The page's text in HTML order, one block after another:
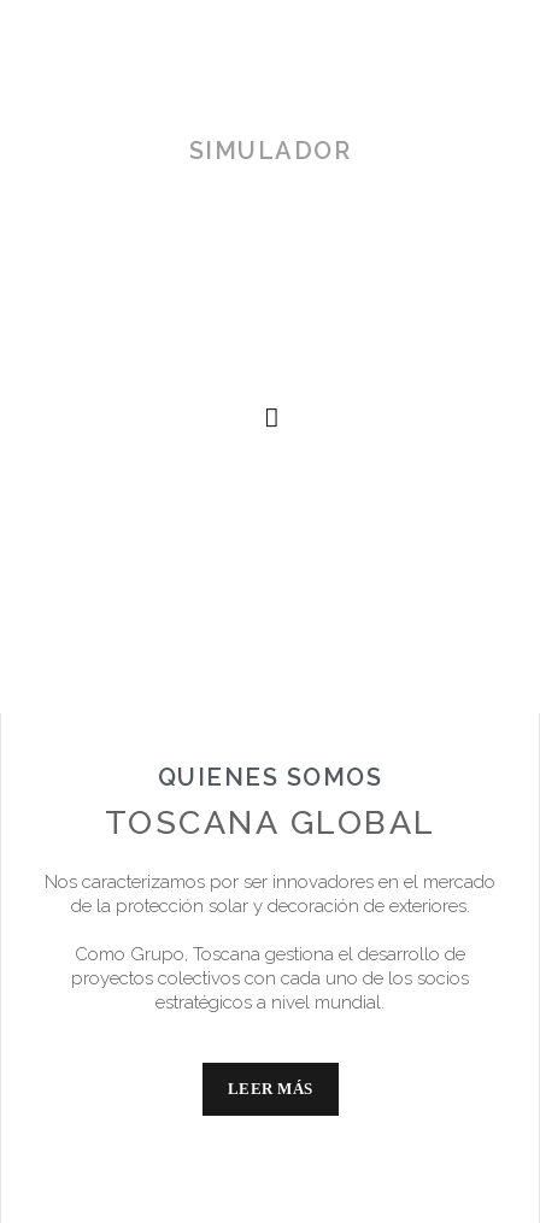
SIMULADOR
QUIENES SOMOS
TOSCANA GLOBAL
Nos caracterizamos por ser innovadores en el mercado
de la protección solar y decoración de exteriores.
Como Grupo, Toscana gestiona el desarrollo de
proyectos colectivos con cada uno de los socios
estratégicos a nivel mundial.
LEER MÁS